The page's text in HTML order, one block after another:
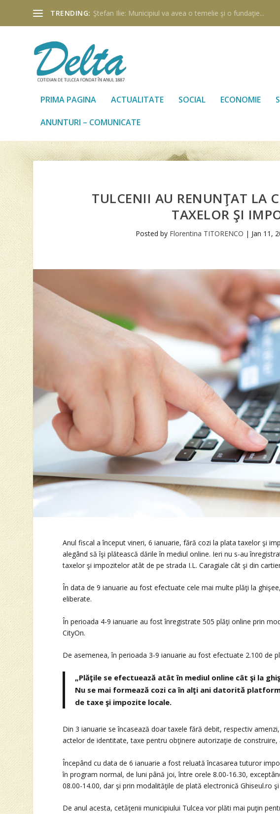
TRENDING: Ştefan Ilie: Municipiul va avea o temelie şi o fundaţie...
PRIMA PAGINA ACTUALITATE SOCIAL ECONOMIE
ANUNTURI – COMUNICATE
TULCENII AU RENUNŢAT LA
TAXELOR ŞI
Posted by Florentina TITORENCO | Jan 11,
Anul fiscal a început vineri, 6 ianuarie, fără cozi la plata taxelor şi
alegând să îşi plătească dările în mediul online. Ieri nu s-au
taxelor şi impozitelor atât de pe strada I.L. Caragiale cât şi din
În data de 9 ianuarie au fost efectuate cele mai multe plăţi la
eliberate.
În perioada 4-9 ianuarie au fost înregistrate 505 plăţi online prin
CityOn.
De asemenea, în perioada 3-9 ianuarie au fost efectuate 2.100 de
„Plăţile se efectuează atât în mediul online cât şi la
Nu se mai formează cozi ca în alţi ani datorită
de taxe şi impozite locale.
Din 3 ianuarie se încasează doar taxele fără debit, respectiv
actelor de identitate, taxe pentru obţinere autorizaţie de construire,
Începând cu data de 6 ianuarie a fost reluată încasarea tuturor
în program normal, de luni până joi, între orele 8.00-16.30,
08.00-14.00, dar şi prin modalităţile de plată electronică Ghiseul.ro
De anul acesta, cetăţenii municipiului Tulcea vor plăti mai puţin